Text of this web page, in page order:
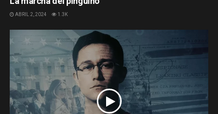
ABRIL 2, 2024 1.3K